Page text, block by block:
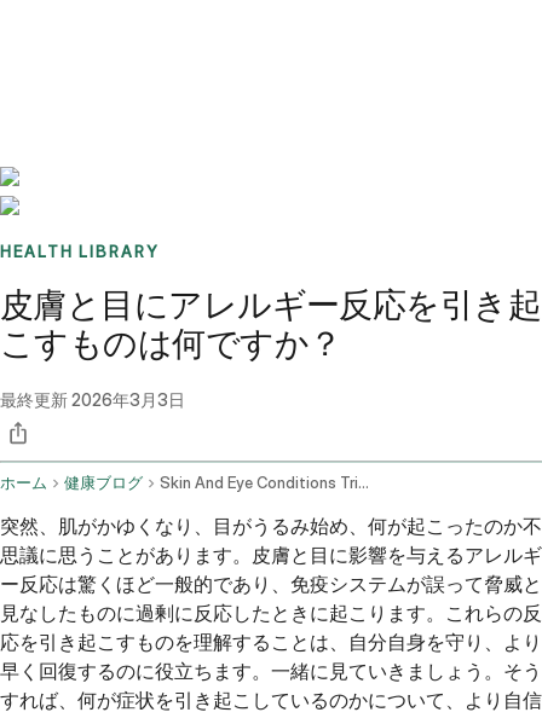
HEALTH LIBRARY
皮膚と目にアレルギー反応を引き起
こすものは何ですか？
最終更新2026年3月3日
ホーム 健康ブログ Skin And Eye Conditions Triggers For Allergic Reactions
突然、肌がかゆくなり、目がうるみ始め、何が起こったのか不
思議に思うことがあります。皮膚と目に影響を与えるアレルギ
ー反応は驚くほど一般的であり、免疫システムが誤って脅威と
見なしたものに過剰に反応したときに起こります。これらの反
応を引き起こすものを理解することは、自分自身を守り、より
早く回復するのに役立ちます。一緒に見ていきましょう。そう
すれば、何が症状を引き起こしているのかについて、より自信